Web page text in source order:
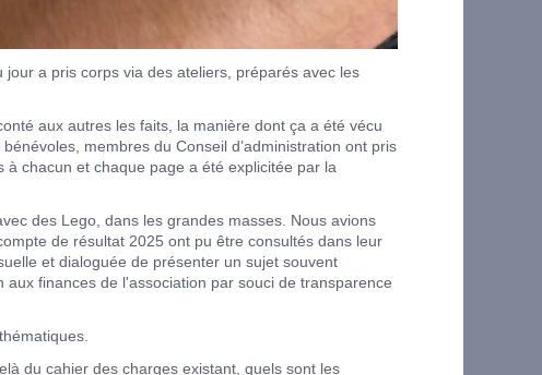
a pris corps via des ateliers, préparés avec les
aux autres les faits, la manière dont ça a été vécu
membres du Conseil d’administration ont pris
chacun et chaque page a été explicitée par la
des Lego, dans les grandes masses. Nous avions
de résultat 2025 ont pu être consultés dans leur
et dialoguée de présenter un sujet souvent
finances de l'association par souci de transparence
du cahier des charges existant, quels sont les